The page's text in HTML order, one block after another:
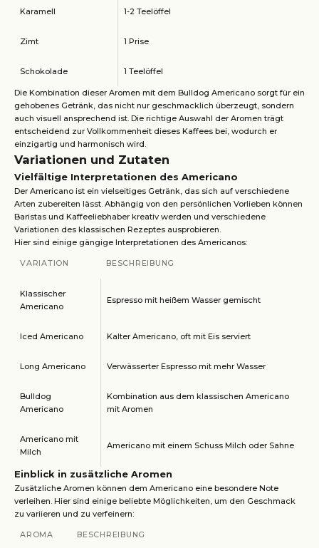
Karamell 1-2 Teelöffel
Zimt 1 Prise
Schokolade 1 Teelöffel
Die Kombination dieser Aromen mit dem Bulldog Americano sorgt für ein
gehobenes Getränk, das nicht nur geschmacklich überzeugt, sondern
auch visuell ansprechend ist. Die richtige Auswahl der Aromen trägt
entscheidend zur Vollkommenheit dieses Kaffees bei, wodurch er
einzigartig und harmonisch wird.
Variationen und Zutaten
Vielfältige Interpretationen des Americano
Der Americano ist ein vielseitiges Getränk, das sich auf verschiedene
Arten zubereiten lässt. Abhängig von den persönlichen Vorlieben können
Baristas und Kaffeeliebhaber kreativ werden und verschiedene
Variationen des klassischen Rezeptes ausprobieren.
Hier sind einige gängige Interpretationen des Americanos:
VARIATION BESCHREIBUNG
Klassischer
Americano
Espresso mit heißem Wasser gemischt
Iced Americano Kalter Americano, oft mit Eis serviert
Long Americano Verwässerter Espresso mit mehr Wasser
Bulldog
Americano
Kombination aus dem klassischen Americano
mit Aromen
Americano mit
Milch
Americano mit einem Schuss Milch oder Sahne
Einblick in zusätzliche Aromen
Zusätzliche Aromen können dem Americano eine besondere Note
verleihen. Hier sind einige beliebte Möglichkeiten, um den Geschmack
zu variieren und zu verfeinern:
AROMA BESCHREIBUNG